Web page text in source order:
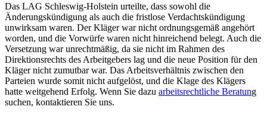
Das LAG Schleswig-Holstein urteilte, dass sowohl die
Änderungskündigung als auch die fristlose Verdachtskündigung
unwirksam waren. Der Kläger war nicht ordnungsgemäß angehört
worden, und die Vorwürfe waren nicht hinreichend belegt. Auch die
Versetzung war unrechtmäßig, da sie nicht im Rahmen des
Direktionsrechts des Arbeitgebers lag und die neue Position für den
Kläger nicht zumutbar war. Das Arbeitsverhältnis zwischen den
Parteien wurde somit nicht aufgelöst, und die Klage des Klägers
hatte weitgehend Erfolg. Wenn Sie dazu arbeitsrechtliche Beratung
suchen, kontaktieren Sie uns.